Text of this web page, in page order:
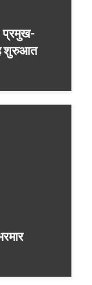
प्रमुख-
शुरुआत